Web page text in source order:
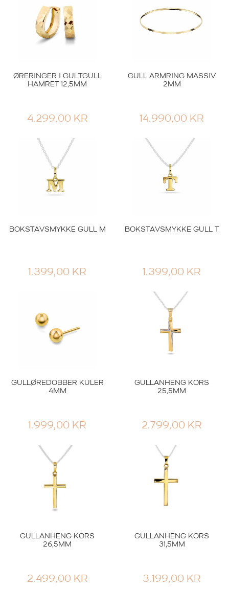
Smykker
MØNSTRET
GIFTERING HELLMAN
INNVENDIG BUET
ØRERINGER I GULTGULL
HAMRET 12,5MM
4.299,00 KR
GULL ARMRING MASSIV
2MM
14.990,00 KR
BOKSTAVSMYKKE GULL M
1.399,00 KR
BOKSTAVSMYKKE GULL T
1.399,00 KR
GULLØREDOBBER KULER
4MM
1.999,00 KR
GULLANHENG KORS
25,5MM
2.799,00 KR
GULLANHENG KORS
26,5MM
2.499,00 KR
GULLANHENG KORS
31,5MM
3.199,00 KR